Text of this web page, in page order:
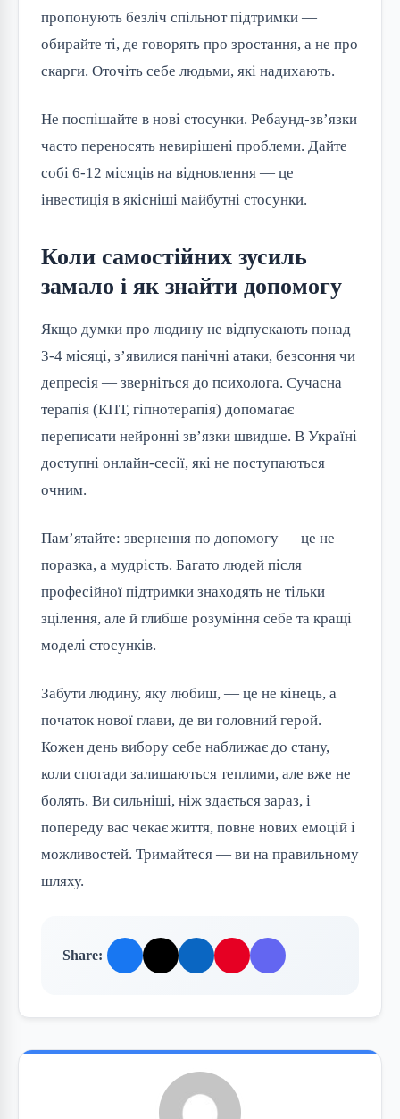
пропонують безліч спільнот підтримки —
обирайте ті, де говорять про зростання, а не про
скарги. Оточіть себе людьми, які надихають.
Не поспішайте в нові стосунки. Ребаунд-зв’язки
часто переносять невирішені проблеми. Дайте
собі 6-12 місяців на відновлення — це
інвестиція в якісніші майбутні стосунки.
Коли самостійних зусиль
замало і як знайти допомогу
Якщо думки про людину не відпускають понад
3-4 місяці, з’явилися панічні атаки, безсоння чи
депресія — зверніться до психолога. Сучасна
терапія (КПТ, гіпнотерапія) допомагає
переписати нейронні зв’язки швидше. В Україні
доступні онлайн-сесії, які не поступаються
очним.
Пам’ятайте: звернення по допомогу — це не
поразка, а мудрість. Багато людей після
професійної підтримки знаходять не тільки
зцілення, але й глибше розуміння себе та кращі
моделі стосунків.
Забути людину, яку любиш, — це не кінець, а
початок нової глави, де ви головний герой.
Кожен день вибору себе наближає до стану,
коли спогади залишаються теплими, але вже не
болять. Ви сильніші, ніж здається зараз, і
попереду вас чекає життя, повне нових емоцій і
можливостей. Тримайтеся — ви на правильному
шляху.
Share: